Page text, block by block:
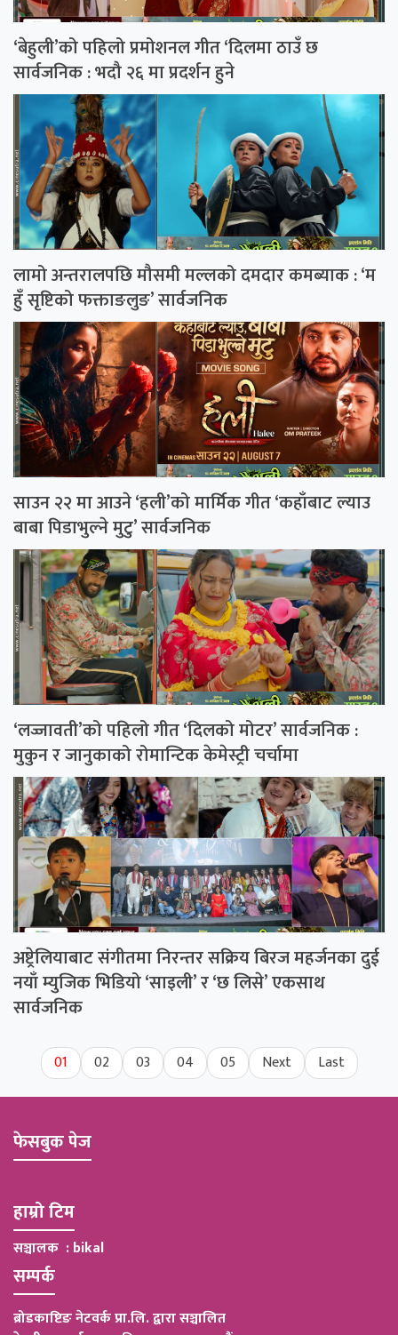
‘बेहुली’को पहिलो प्रमोशनल गीत ‘दिलमा ठाउँ छ
सार्वजनिक : भदौ २६ मा प्रदर्शन हुने
लामो अन्तरालपछि मौसमी मल्लको दमदार कमब्याक : ‘म
हुँ सृष्टिको फक्ताङलुङ’ सार्वजनिक
साउन २२ मा आउने ‘हली’को मार्मिक गीत ‘कहाँबाट ल्याउ
बाबा पिडाभुल्ने मुटु’ सार्वजनिक
‘लज्जावती’को पहिलो गीत ‘दिलको मोटर’ सार्वजनिक :
मुकुन र जानुकाको रोमान्टिक केमेस्ट्री चर्चामा
अष्ट्रेलियाबाट संगीतमा निरन्तर सक्रिय बिरज महर्जनका दुई
नयाँ म्युजिक भिडियो ‘साइली’ र ‘छ लिसे’ एकसाथ
सार्वजनिक
01 02 03 04 05 Next Last
फेसबुक पेज
हाम्रो टिम
सञ्चालक : bikal
सम्पर्क
ब्रोडकाष्टिङ नेटवर्क प्रा.लि. द्वारा सञ्चालित